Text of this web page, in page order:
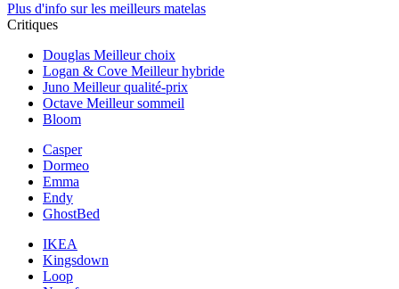
Plus d'info sur les meilleurs matelas
Critiques
Douglas Meilleur choix
Logan & Cove Meilleur hybride
Juno Meilleur qualité-prix
Octave Meilleur sommeil
Bloom
Casper
Dormeo
Emma
Endy
GhostBed
IKEA
Kingsdown
Loop